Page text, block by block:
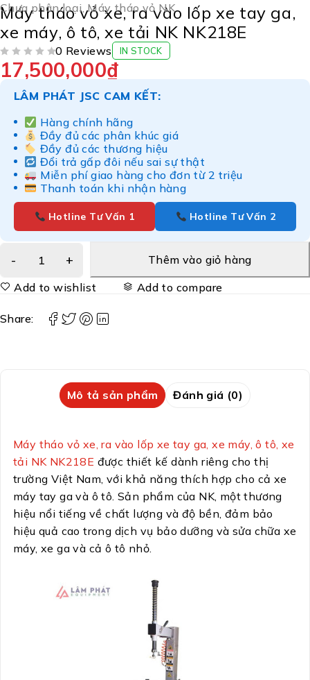
Chưa phân loại,Máy tháo vỏ NK
Máy tháo vỏ xe, ra vào lốp xe tay ga,
xe máy, ô tô, xe tải NK NK218E
0 Reviews IN STOCK
17,500,000₫
LÂM PHÁT JSC CAM KẾT:
Hàng chính hãng
Đầy đủ các phân khúc giá
Đầy đủ các thương hiệu
Đổi trả gấp đôi nếu sai sự thật
Miễn phí giao hàng cho đơn từ 2 triệu
Thanh toán khi nhận hàng
Hotline Tư Vấn 1 Hotline Tư Vấn 2
Thêm vào giỏ hàng
Add to wishlist
Add to compare
Share:
Mô tả sản phẩm Đánh giá (0)
Máy tháo vỏ xe, ra vào lốp xe tay ga, xe máy, ô tô, xe
tải NK NK218E được thiết kế dành riêng cho thị
trường Việt Nam, với khả năng thích hợp cho cả xe
máy tay ga và ô tô. Sản phẩm của NK, một thương
hiệu nổi tiếng về chất lượng và độ bền, đảm bảo
hiệu quả cao trong dịch vụ bảo dưỡng và sửa chữa xe
máy, xe ga và cả ô tô nhỏ.